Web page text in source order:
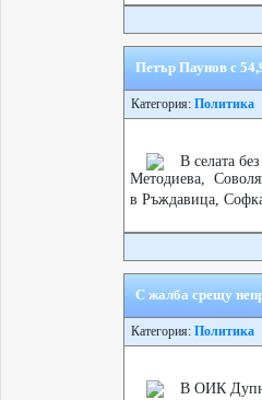
Петър Паунов с
Категория: Политика
В селата
Методиева,
в Ръждавица,
С жалба срещу
Категория: Политика
В ОИК